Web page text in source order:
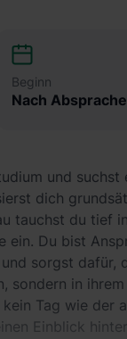
Beginn
Nach Absprache
und suchst
dich
tauchst du tief
ein. Du bist
sorgst dafür,
sondern in
Tag wie der
Einblick